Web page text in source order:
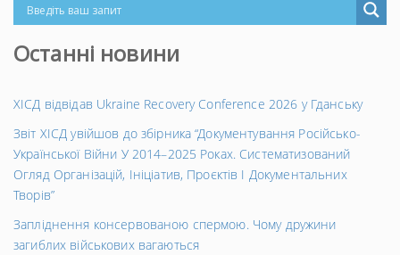
Останні новини
ХІСД відвідав Ukraine Recovery Conference 2026 у Гданську
Звіт ХІСД увійшов до збірника “Документування Російсько-
Української Війни У 2014–2025 Роках. Систематизований
Огляд Організацій, Ініціатив, Проєктів І Документальних
Творів”
Запліднення консервованою спермою. Чому дружини
загиблих військових вагаються